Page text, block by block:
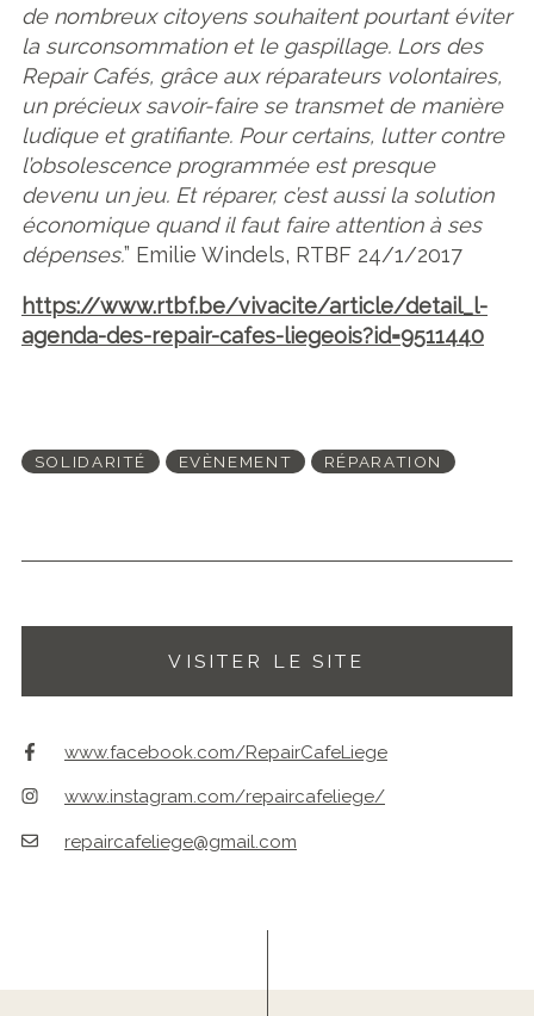
de nombreux citoyens souhaitent pourtant éviter
la surconsommation et le gaspillage. Lors des
Repair Cafés, grâce aux réparateurs volontaires,
un précieux savoir-faire se transmet de manière
ludique et gratifiante. Pour certains, lutter contre
l’obsolescence programmée est presque
devenu un jeu. Et réparer, c’est aussi la solution
économique quand il faut faire attention à ses
dépenses.” Emilie Windels, RTBF 24/1/2017
https://www.rtbf.be/vivacite/article/detail_l-
agenda-des-repair-cafes-liegeois?id=9511440
SOLIDARITÉ EVÈNEMENT RÉPARATION
VISITER LE SITE
www.facebook.com/RepairCafeLiege
www.instagram.com/repaircafeliege/
repaircafeliege@gmail.com